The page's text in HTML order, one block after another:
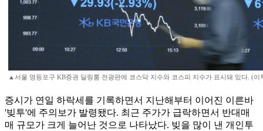
▲서울 영등포구 KB증권 딜링룸 전광판에 코스닥 지수와 코스피 지수가 표시돼 있다. (이
증시가 연일 하락세를 기록하면서 지난해부터 이어진 이른바
'빚투'에 주의보가 발령됐다. 최근 주가가 급락하면서 반대매
매 규모가 크게 늘어난 것으로 나타났다. 빚을 많이 낸 개인투